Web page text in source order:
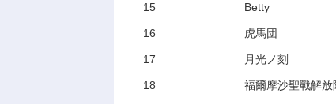
15 Betty
16 虎馬団
17 月光ノ刻
18 福爾摩沙聖戰解放